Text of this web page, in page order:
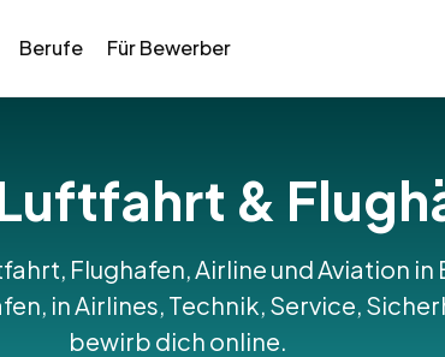
Berufe Für Bewerber
&
Flughafen, Airline und Aviation
in Airlines, Technik, Service,
bewirb dich online.